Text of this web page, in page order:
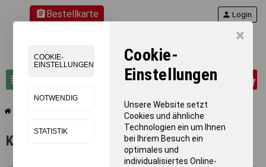
×
COOKIE-
EINSTELLUNGEN
NOTWENDIG
STATISTIK
Cookie-
Einstellungen
Unsere Website setzt
Cookies und ähnliche
Technologien ein um Ihnen
bei Ihrem Besuch ein
optimales und
individualisiertes Online-
assignmentBestellkarte
view_headline search
person Login
Kraftgeräte